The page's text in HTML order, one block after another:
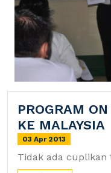
PROGRAM
KE MALAYSIA
03 Apr 2013
Tidak ada cuplikan